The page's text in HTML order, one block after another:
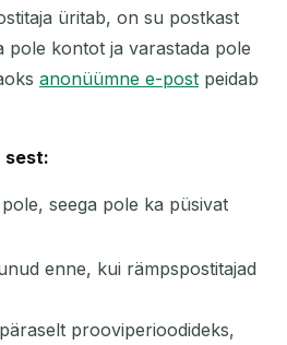
üritab, on su postkast
pole kontot ja varastada pole
anonüümne e-post peidab
sest:
seega pole ka püsivat
enne, kui rämpspostitajad
prooviperioodideks,